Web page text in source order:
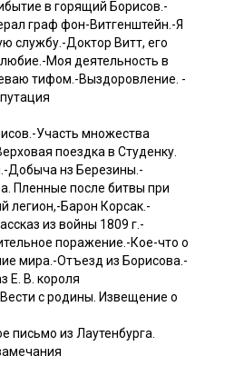
в горящий Борисов.-
граф фон-Витгенштейн.-Я
службу.-Доктор Витт, его
Моя деятельность в
тифом.-Выздоровление. -
Участь множества
поездка в Студенку.
Добыча нз Березины.-
Пленные после битвы при
легион,-Барон Корсак.-
из войны 1809 г.-
поражение.-Кое-что о
мира.-Отъезд из Борисова.-
Е. В. короля
с родины. Извещение о
письмо из Лаутенбурга.